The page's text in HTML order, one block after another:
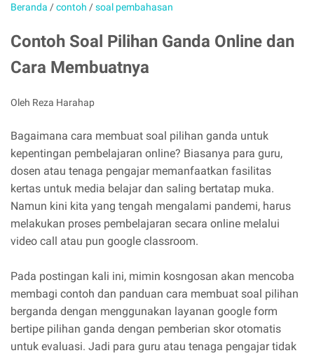
Beranda /contoh /soal pembahasan
Contoh Soal Pilihan Ganda Online dan
Cara Membuatnya
Oleh Reza Harahap
Bagaimana cara membuat soal pilihan ganda untuk
kepentingan pembelajaran online? Biasanya para guru,
dosen atau tenaga pengajar memanfaatkan fasilitas
kertas untuk media belajar dan saling bertatap muka.
Namun kini kita yang tengah mengalami pandemi, harus
melakukan proses pembelajaran secara online melalui
video call atau pun google classroom.
Pada postingan kali ini, mimin kosngosan akan mencoba
membagi contoh dan panduan cara membuat soal pilihan
berganda dengan menggunakan layanan google form
bertipe pilihan ganda dengan pemberian skor otomatis
untuk evaluasi. Jadi para guru atau tenaga pengajar tidak